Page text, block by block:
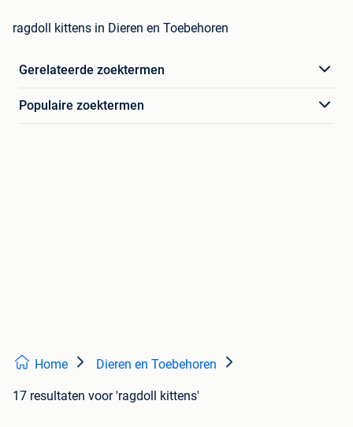
ragdoll kittens in Dieren en Toebehoren
Gerelateerde zoektermen
Populaire zoektermen
Home Dieren en Toebehoren
17 resultaten voor 'ragdoll kittens'